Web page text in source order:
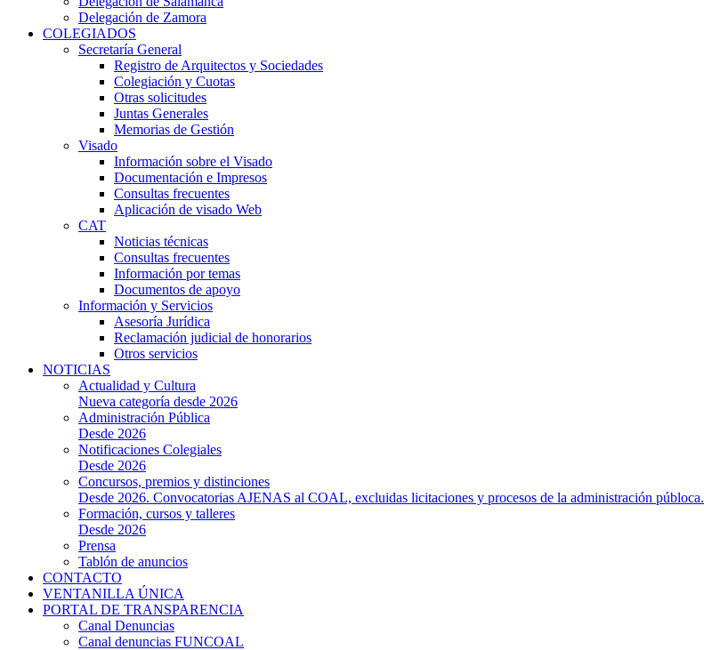
Delegación de Zamora
COLEGIADOS
Secretaría General
Registro de Arquitectos y Sociedades
Colegiación y Cuotas
Otras solicitudes
Juntas Generales
Memorias de Gestión
Visado
Información sobre el Visado
Documentación e Impresos
Consultas frecuentes
Aplicación de visado Web
CAT
Noticias técnicas
Consultas frecuentes
Información por temas
Documentos de apoyo
Información y Servicios
Asesoría Jurídica
Reclamación judicial de honorarios
Otros servicios
NOTICIAS
Actualidad y Cultura
Nueva categoría desde 2026
Administración Pública
Desde 2026
Notificaciones Colegiales
Desde 2026
Concursos, premios y distinciones
Desde 2026. Convocatorias AJENAS al COAL, excluidas licitaciones y procesos de la administración públoca.
Formación, cursos y talleres
Desde 2026
Prensa
Tablón de anuncios
CONTACTO
VENTANILLA ÚNICA
PORTAL DE TRANSPARENCIA
Canal Denuncias
Canal denuncias FUNCOAL